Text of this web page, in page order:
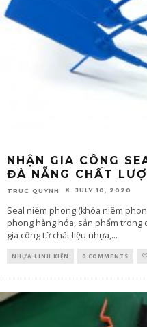
NHẬN GIA CÔNG
ĐÀ NẴNG CHẤT
TRUC QUYNH JULY 10, 2020
Seal niêm phong (khóa niêm
phong hàng hóa, sản phẩm trong
gia công từ chất liệu nhựa,...
NHỰA LINH KIỆN 0 COMMENTS